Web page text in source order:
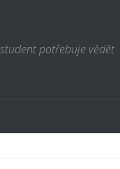
potřebuje vědět